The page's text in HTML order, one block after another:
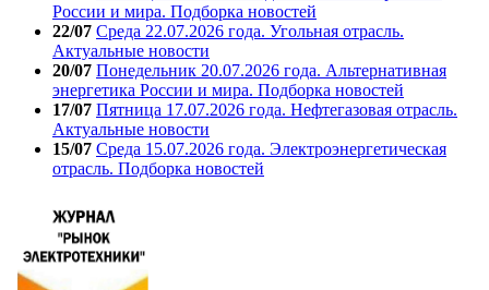
России и мира. Подборка новостей
22/07 Среда 22.07.2026 года. Угольная отрасль.
Актуальные новости
20/07 Понедельник 20.07.2026 года. Альтернативная
энергетика России и мира. Подборка новостей
17/07 Пятница 17.07.2026 года. Нефтегазовая отрасль.
Актуальные новости
15/07 Среда 15.07.2026 года. Электроэнергетическая
отрасль. Подборка новостей